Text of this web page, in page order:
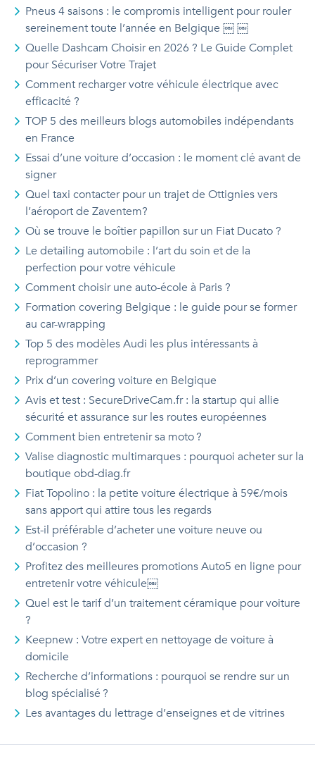
Pneus 4 saisons : le compromis intelligent pour rouler
sereinement toute l’année en Belgique ￼ ￼
Quelle Dashcam Choisir en 2026 ? Le Guide Complet
pour Sécuriser Votre Trajet
Comment recharger votre véhicule électrique avec
efficacité ?
TOP 5 des meilleurs blogs automobiles indépendants
en France
Essai d’une voiture d’occasion : le moment clé avant de
signer
Quel taxi contacter pour un trajet de Ottignies vers
l’aéroport de Zaventem?
Où se trouve le boîtier papillon sur un Fiat Ducato ?
Le detailing automobile : l’art du soin et de la
perfection pour votre véhicule
Comment choisir une auto-école à Paris ?
Formation covering Belgique : le guide pour se former
au car-wrapping
Top 5 des modèles Audi les plus intéressants à
reprogrammer
Prix d’un covering voiture en Belgique
Avis et test : SecureDriveCam.fr : la startup qui allie
sécurité et assurance sur les routes européennes
Comment bien entretenir sa moto ?
Valise diagnostic multimarques : pourquoi acheter sur la
boutique obd-diag.fr
Fiat Topolino : la petite voiture électrique à 59€/mois
sans apport qui attire tous les regards
Est-il préférable d’acheter une voiture neuve ou
d’occasion ?
Profitez des meilleures promotions Auto5 en ligne pour
entretenir votre véhicule￼
Quel est le tarif d’un traitement céramique pour voiture
?
Keepnew : Votre expert en nettoyage de voiture à
domicile
Recherche d’informations : pourquoi se rendre sur un
blog spécialisé ?
Les avantages du lettrage d’enseignes et de vitrines